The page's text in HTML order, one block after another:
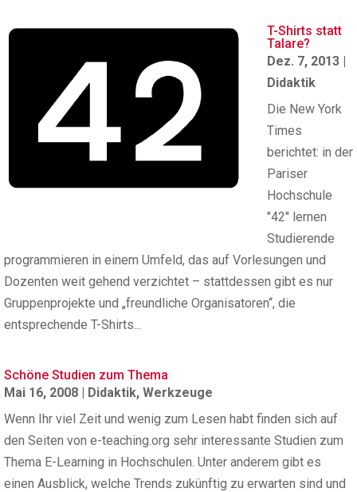
T-Shirts statt
Talare?
Dez. 7, 2013 |
Didaktik
Die New York
Times
berichtet: in der
Pariser
Hochschule
"42" lernen
Studierende
programmieren in einem Umfeld, das auf Vorlesungen und
Dozenten weit gehend verzichtet – stattdessen gibt es nur
Gruppenprojekte und „freundliche Organisatoren“, die
entsprechende T-Shirts...
Schöne Studien zum Thema
Mai 16, 2008 | Didaktik, Werkzeuge
Wenn Ihr viel Zeit und wenig zum Lesen habt finden sich auf
den Seiten von e-teaching.org sehr interessante Studien zum
Thema E-Learning in Hochschulen. Unter anderem gibt es
einen Ausblick, welche Trends zukünftig zu erwarten sind und